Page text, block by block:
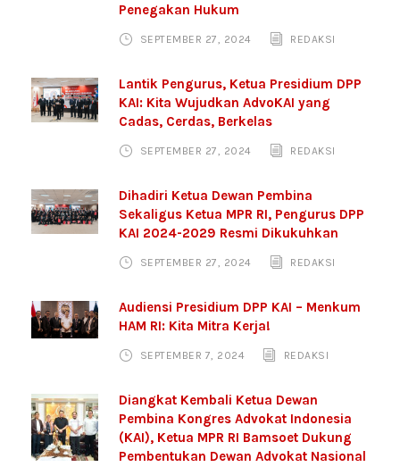
Penegakan Hukum
SEPTEMBER 27, 2024 REDAKSI
Lantik Pengurus, Ketua Presidium DPP
KAI: Kita Wujudkan AdvoKAI yang
Cadas, Cerdas, Berkelas
SEPTEMBER 27, 2024 REDAKSI
Dihadiri Ketua Dewan Pembina
Sekaligus Ketua MPR RI, Pengurus DPP
KAI 2024-2029 Resmi Dikukuhkan
SEPTEMBER 27, 2024 REDAKSI
Audiensi Presidium DPP KAI – Menkum
HAM RI: Kita Mitra Kerja!
SEPTEMBER 7, 2024 REDAKSI
Diangkat Kembali Ketua Dewan
Pembina Kongres Advokat Indonesia
(KAI), Ketua MPR RI Bamsoet Dukung
Pembentukan Dewan Advokat Nasional